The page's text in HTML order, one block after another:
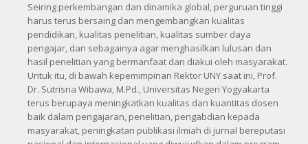
Seiring perkembangan dan dinamika global, perguruan tinggi
harus terus bersaing dan mengembangkan kualitas
pendidikan, kualitas penelitian, kualitas sumber daya
pengajar, dan sebagainya agar menghasilkan lulusan dan
hasil penelitian yang bermanfaat dan diakui oleh masyarakat.
Untuk itu, di bawah kepemimpinan Rektor UNY saat ini, Prof.
Dr. Sutrisna Wibawa, M.Pd., Universitas Negeri Yogyakarta
terus berupaya meningkatkan kualitas dan kuantitas dosen
baik dalam pengajaran, penelitian, pengabdian kepada
masyarakat, peningkatan publikasi ilmiah di jurnal bereputasi